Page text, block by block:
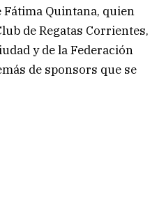
Quintana, quien
de Regatas Corrientes,
y de la Federación
de sponsors que se